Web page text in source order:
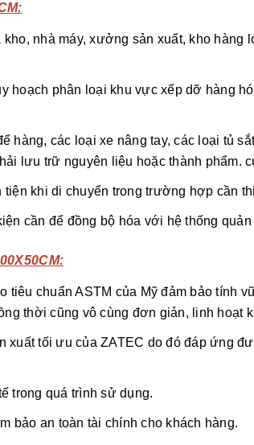
nhà máy, xưởng sản xuất, kho hàng
phân loại khu vực xếp dỡ hàng
hàng, các loại xe nâng tay, các loại tủ
lưu trữ nguyên liệu hoặc thành phẩm.
khi di chuyển trong trường hợp cần
cần để đồng bộ hóa với hệ thống
chuẩn ASTM của Mỹ đảm bảo tính
thời cũng vô cùng đơn giản, linh hoạt
tối ưu của ZATEC do đó đáp ứng
trong quá trình sử dụng.
bảo an toàn tài chính cho khách hàng.